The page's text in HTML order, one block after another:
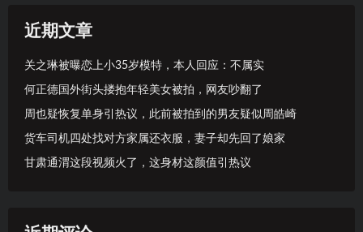
近期文章
关之琳被曝恋上小35岁模特，本人回应：不属实
何正德国外街头搂抱年轻美女被拍，网友吵翻了
周也疑恢复单身引热议，此前被拍到的男友疑似周皓崎
货车司机四处找对方家属还衣服，妻子却先回了娘家
甘肃通渭这段视频火了，这身材这颜值引热议